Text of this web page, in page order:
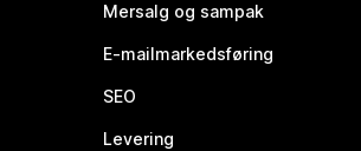
Mersalg og sampak
E-mailmarkedsføring
SEO
Levering